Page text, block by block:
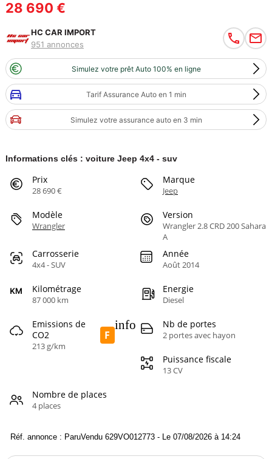
28 690 €
HC CAR IMPORT
951 annonces
Simulez votre prêt Auto 100% en ligne
Tarif Assurance Auto en 1 min
Simulez votre assurance auto en 3 min
Informations clés : voiture Jeep 4x4 - suv
Prix
28 690 €
Marque
Jeep
Modèle
Wrangler
Version
Wrangler 2.8 CRD 200 Sahara
A
Carrosserie
4x4 - SUV
Année
Août 2014
Kilométrage
87 000 km
Energie
Diesel
Emissions de
CO2
213 g/km
F
info Nb de portes
2 portes avec hayon
Puissance fiscale
13 CV
Nombre de places
4 places
Réf. annonce : ParuVendu 629VO012773 - Le 07/08/2026 à 14:24